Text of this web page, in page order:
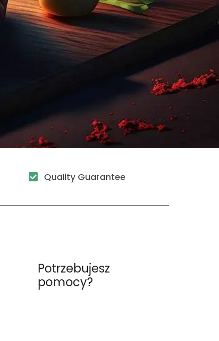
Quality Guarantee
Potrzebujesz
pomocy?